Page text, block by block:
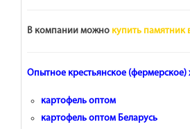
В компании можно купить памятник
Опытное крестьянское (фермерское)
картофель оптом
картофель оптом Беларусь